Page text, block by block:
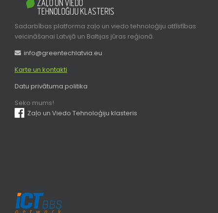
Sadarbības platforma zaļo un viedo tehnoloģiju attīstības
veicināšanai Latvijā un Baltijas jūras reģionā.
info@greentechlatvia.eu
Karte un kontakti
Datu privātuma politika
Seko mums!
Zaļo un Viedo Tehnoloģiju klasteris